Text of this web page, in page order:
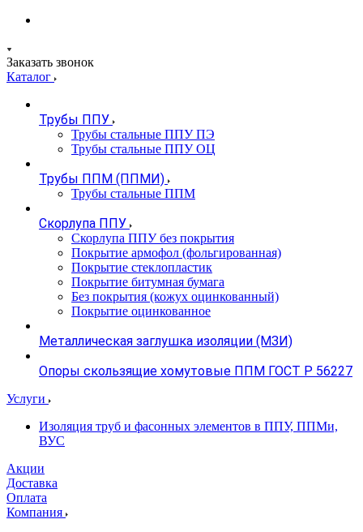
Заказать звонок
Каталог
Трубы ППУ
Трубы стальные ППУ ПЭ
Трубы стальные ППУ ОЦ
Трубы ППМ (ППМИ)
Трубы стальные ППМ
Скорлупа ППУ
Скорлупа ППУ без покрытия
Покрытие армофол (фольгированная)
Покрытие стеклопластик
Покрытие битумная бумага
Без покрытия (кожух оцинкованный)
Покрытие оцинкованное
Металлическая заглушка изоляции (МЗИ)
Опоры скользящие хомутовые ППМ ГОСТ Р 56227
Услуги
Изоляция труб и фасонных элементов в ППУ, ППМи,
ВУС
Акции
Доставка
Оплата
Компания